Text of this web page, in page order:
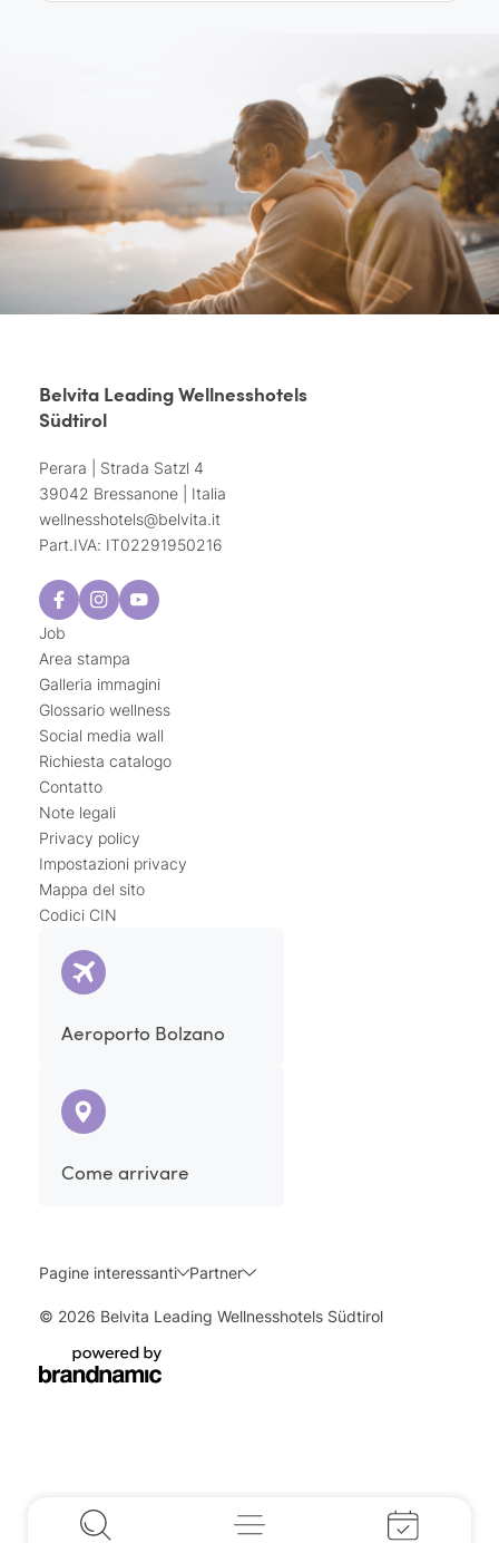
Belvita Leading Wellnesshotels
Südtirol
Perara | Strada Satzl 4
39042 Bressanone | Italia
wellnesshotels@belvita.it
Part.IVA: IT02291950216
Job
Area stampa
Galleria immagini
Glossario wellness
Social media wall
Richiesta catalogo
Contatto
Note legali
Privacy policy
Impostazioni privacy
Mappa del sito
Codici CIN
Aeroporto Bolzano
Come arrivare
Pagine interessanti Partner
© 2026 Belvita Leading Wellnesshotels Südtirol